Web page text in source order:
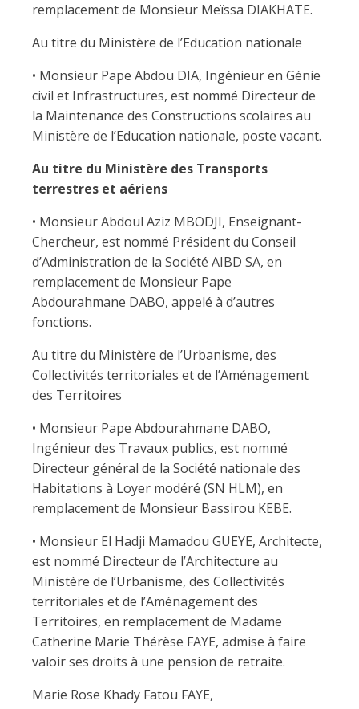
remplacement de Monsieur Meïssa DIAKHATE.
Au titre du Ministère de l’Education nationale
• Monsieur Pape Abdou DIA, Ingénieur en Génie
civil et Infrastructures, est nommé Directeur de
la Maintenance des Constructions scolaires au
Ministère de l’Education nationale, poste vacant.
Au titre du Ministère des Transports
terrestres et aériens
• Monsieur Abdoul Aziz MBODJI, Enseignant-
Chercheur, est nommé Président du Conseil
d’Administration de la Société AIBD SA, en
remplacement de Monsieur Pape
Abdourahmane DABO, appelé à d’autres
fonctions.
Au titre du Ministère de l’Urbanisme, des
Collectivités territoriales et de l’Aménagement
des Territoires
• Monsieur Pape Abdourahmane DABO,
Ingénieur des Travaux publics, est nommé
Directeur général de la Société nationale des
Habitations à Loyer modéré (SN HLM), en
remplacement de Monsieur Bassirou KEBE.
• Monsieur El Hadji Mamadou GUEYE, Architecte,
est nommé Directeur de l’Architecture au
Ministère de l’Urbanisme, des Collectivités
territoriales et de l’Aménagement des
Territoires, en remplacement de Madame
Catherine Marie Thérèse FAYE, admise à faire
valoir ses droits à une pension de retraite.
Marie Rose Khady Fatou FAYE,